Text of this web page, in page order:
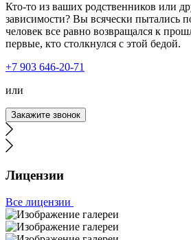
Кто-то из ваших родственников или
зависимости? Вы всячески пытались
человек все равно возвращался к
первые, кто столкнулся с этой бедой.
+7 903 646-20-71
или
Закажите звонок
Лицензии
Все лицензии